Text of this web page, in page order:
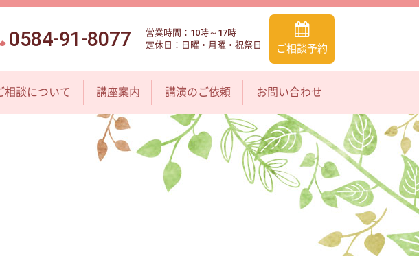
0584-91-8077
営業時間：10時～17時
定休日：日曜・月曜・祝祭日
ご相談予約
相談について 講座案内 講演のご依頼 お問い合わせ